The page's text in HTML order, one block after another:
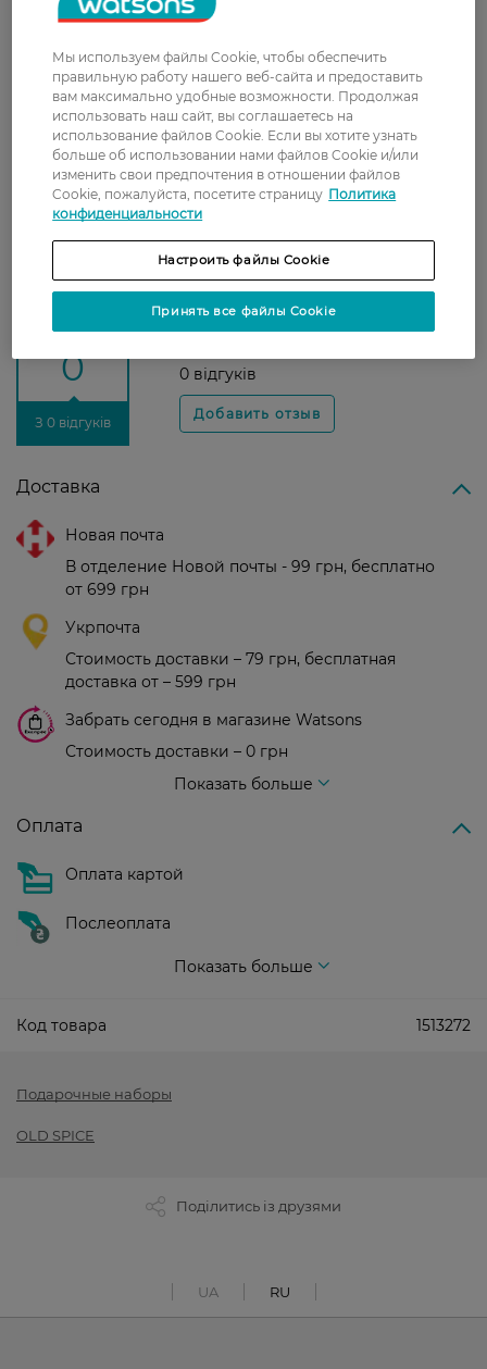
Подарочный набор включает игру в
наслаждайтесь ароматным моментом.
Подходит для:
Щоденного использования и подарка для
мужчин.
Для всех типов кожи.
Рейтинг и отзывы
0
З 0 відгуків
0 відгуків
Доставка
Новая почта
В отделение Новой почты - 99 грн, бесплатно
от 699 грн
Укрпочта
Стоимость доставки – 79 грн, бесплатная
доставка от – 599 грн
Забрать сегодня в магазине Watsons
Стоимость доставки – 0 грн
Показать больше
Оплата
Оплата картой
Послеоплата
Показать больше
Код товара 1513272
Подарочные наборы
OLD SPICE
Поділитись із друзями
UA RU
Мы используем файлы Cookie, чтобы обеспечить
правильную работу нашего веб-сайта и предоставить
вам максимально удобные возможности. Продолжая
использовать наш сайт, вы соглашаетесь на
использование файлов Cookie. Если вы хотите узнать
больше об использовании нами файлов Cookie и/или
изменить свои предпочтения в отношении файлов
Cookie, пожалуйста, посетите страницу Политика
конфиденциальности
Настроить файлы Cookie
Принять все файлы Cookie